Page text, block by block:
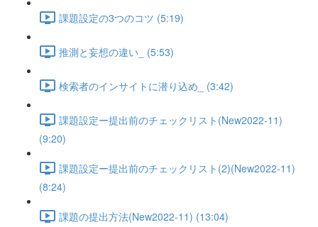
課題設定の3つのコツ (5:19)
推測と妄想の違い_ (5:53)
検索者のインサイトに潜り込め_ (3:42)
課題設定ー提出前のチェックリスト(New2022-11)
(9:20)
課題設定ー提出前のチェックリスト(2)(New2022-11)
(8:24)
課題の提出方法(New2022-11) (13:04)